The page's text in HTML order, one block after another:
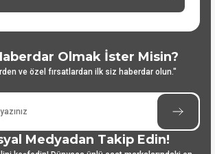
Olmak İster Misin?
ve özel fırsatlardan ilk siz haberdar olun."
Medyadan Takip Edin!